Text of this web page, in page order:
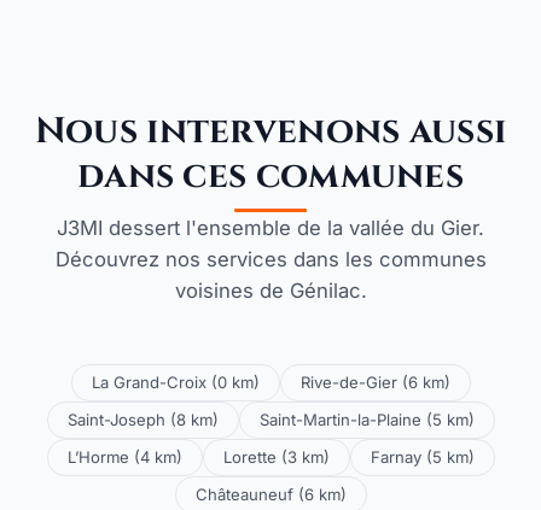
Nous intervenons aussi
dans ces communes
J3MI dessert l'ensemble de la vallée du Gier.
Découvrez nos services dans les communes
voisines de Génilac.
La Grand-Croix (0 km)
Rive-de-Gier (6 km)
Saint-Joseph (8 km)
Saint-Martin-la-Plaine (5 km)
L’Horme (4 km)
Lorette (3 km)
Farnay (5 km)
Châteauneuf (6 km)